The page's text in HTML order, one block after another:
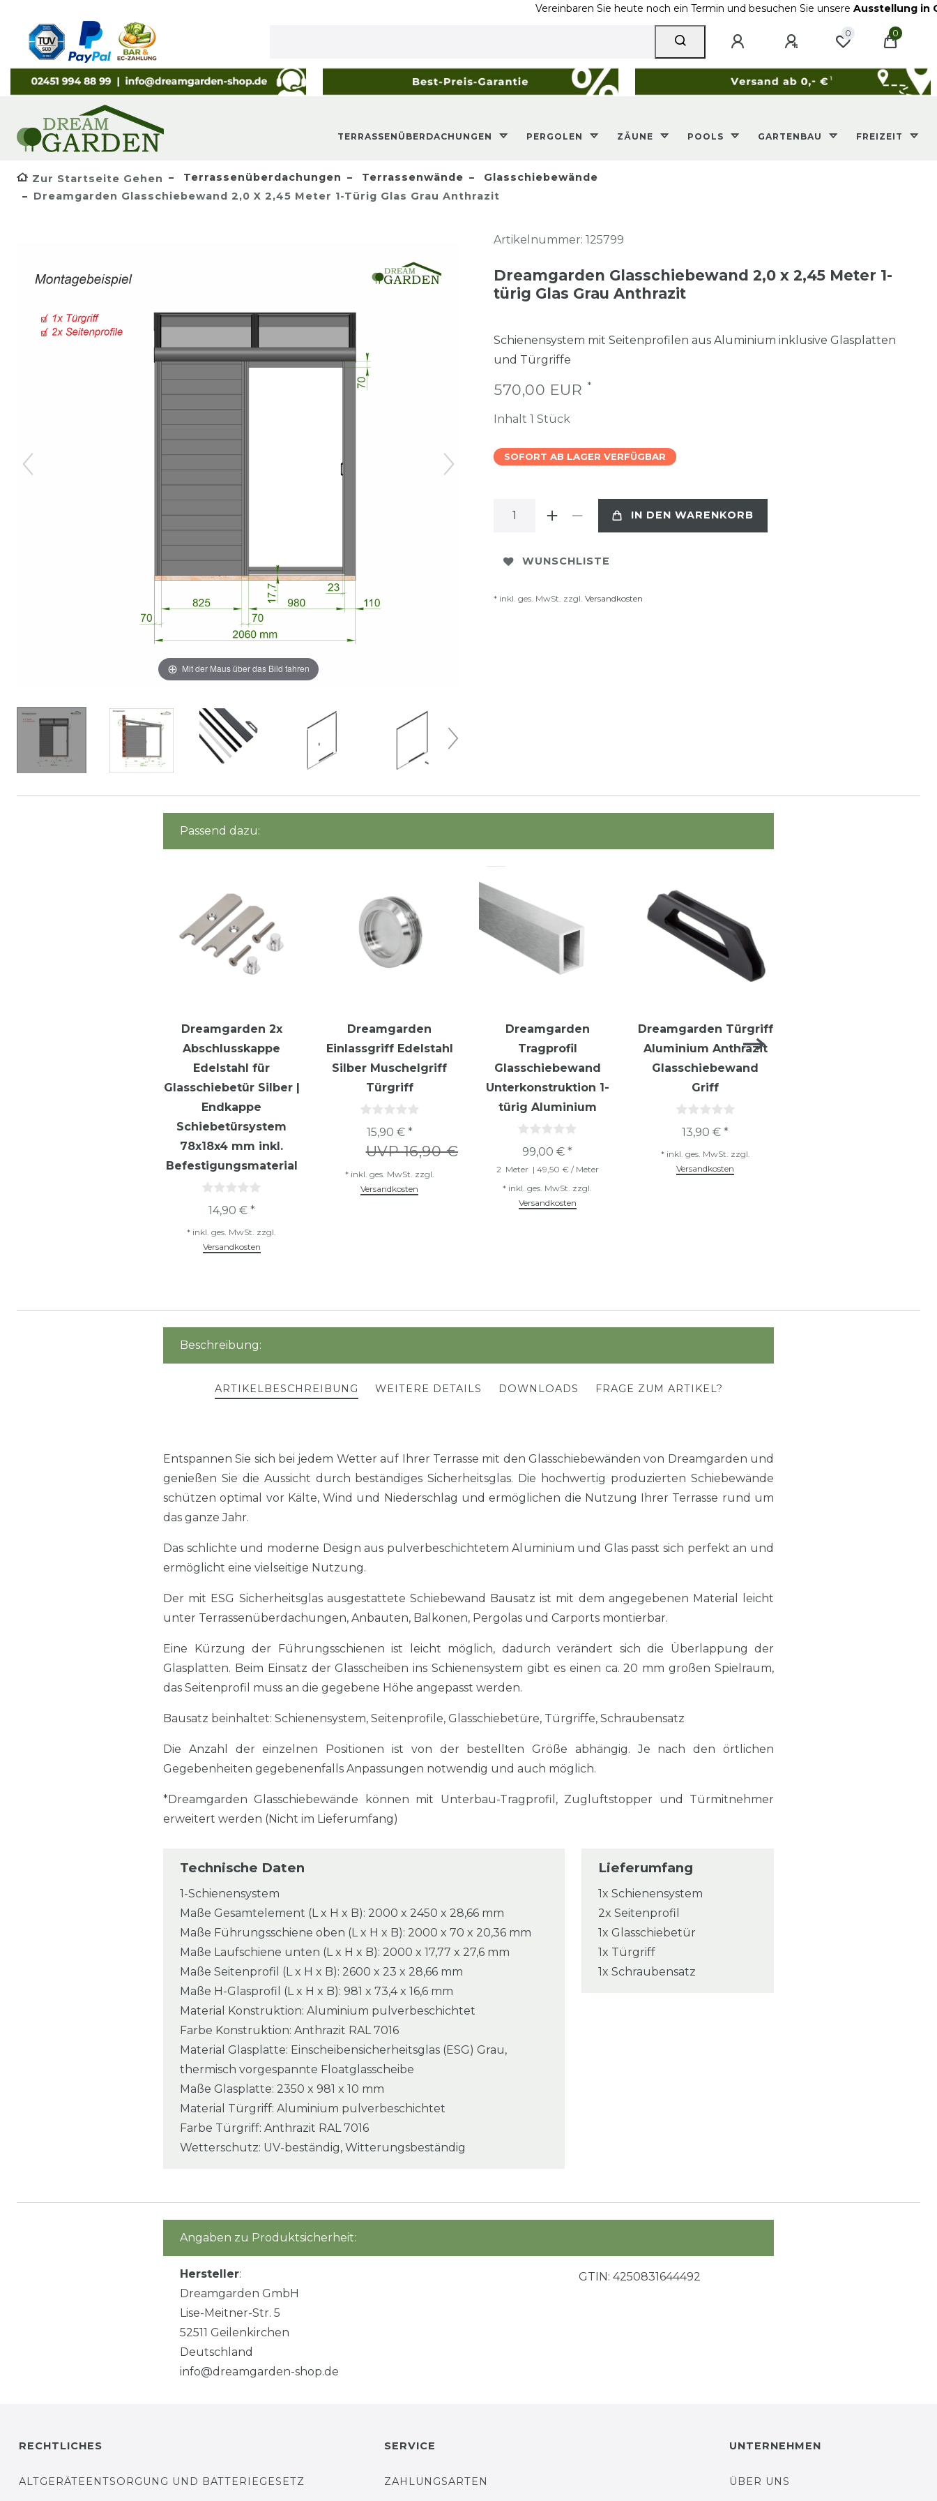
Vereinbaren Sie heute noch ein Termin und besuchen Sie unsereAusstellung in
0 0
TERRASSENÜBERDACHUNGEN PERGOLEN ZÄUNE POOLS GARTENBAU FREIZEIT
Zur Startseite Gehen Terrassenüberdachungen Terrassenwände
Glasschiebewände
Dreamgarden Glasschiebewand 2,0 X 2,45 Meter 1-Türig Glas Grau Anthrazit
Mit der Maus über das Bild fahren
Artikelnummer: 125799
Dreamgarden Glasschiebewand 2,0 x 2,45 Meter 1-
türig Glas Grau Anthrazit
Schienensystem mit Seitenprofilen aus Aluminium inklusive Glasplatten
und Türgriffe
570,00 EUR *
Inhalt 1 Stück
SOFORT AB LAGER VERFÜGBAR
IN DEN WARENKORB
WUNSCHLISTE
* inkl. ges. MwSt. zzgl. Versandkosten
Passend dazu:
Dreamgarden 2x
Abschlusskappe
Edelstahl für
Glasschiebetür Silber |
Endkappe
Schiebetürsystem
78x18x4 mm inkl.
Befestigungsmaterial
14,90 € *
* inkl. ges. MwSt. zzgl.
Versandkosten
Dreamgarden
Einlassgriff Edelstahl
Silber Muschelgriff
Türgriff
UVP 16,90 €
15,90 € *
* inkl. ges. MwSt. zzgl.
Versandkosten
Dreamgarden
Tragprofil
Glasschiebewand
Unterkonstruktion 1-
türig Aluminium
99,00 € *
2 Meter | 49,50 € / Meter
* inkl. ges. MwSt. zzgl.
Versandkosten
Dreamgarden Türgriff
Aluminium Anthrazit
Glasschiebewand
Griff
13,90 € *
* inkl. ges. MwSt. zzgl.
Versandkosten
Beschreibung:
ARTIKELBESCHREIBUNG WEITERE DETAILS DOWNLOADS FRAGE ZUM ARTIKEL?
Entspannen Sie sich bei jedem Wetter auf Ihrer Terrasse mit den Glasschiebewänden von Dreamgarden und
genießen Sie die Aussicht durch beständiges Sicherheitsglas. Die hochwertig produzierten Schiebewände
schützen optimal vor Kälte, Wind und Niederschlag und ermöglichen die Nutzung Ihrer Terrasse rund um
das ganze Jahr.
Das schlichte und moderne Design aus pulverbeschichtetem Aluminium und Glas passt sich perfekt an und
ermöglicht eine vielseitige Nutzung.
Der mit ESG Sicherheitsglas ausgestattete Schiebewand Bausatz ist mit dem angegebenen Material leicht
unter Terrassenüberdachungen, Anbauten, Balkonen, Pergolas und Carports montierbar.
Eine Kürzung der Führungsschienen ist leicht möglich, dadurch verändert sich die Überlappung der
Glasplatten. Beim Einsatz der Glasscheiben ins Schienensystem gibt es einen ca. 20 mm großen Spielraum,
das Seitenprofil muss an die gegebene Höhe angepasst werden.
Bausatz beinhaltet: Schienensystem, Seitenprofile, Glasschiebetüre, Türgriffe, Schraubensatz
Die Anzahl der einzelnen Positionen ist von der bestellten Größe abhängig. Je nach den örtlichen
Gegebenheiten gegebenenfalls Anpassungen notwendig und auch möglich.
*Dreamgarden Glasschiebewände können mit Unterbau-Tragprofil, Zugluftstopper und Türmitnehmer
erweitert werden (Nicht im Lieferumfang)
Technische Daten
1-Schienensystem
Maße Gesamtelement (L x H x B): 2000 x 2450 x 28,66 mm
Maße Führungsschiene oben (L x H x B): 2000 x 70 x 20,36 mm
Maße Laufschiene unten (L x H x B): 2000 x 17,77 x 27,6 mm
Maße Seitenprofil (L x H x B): 2600 x 23 x 28,66 mm
Maße H-Glasprofil (L x H x B): 981 x 73,4 x 16,6 mm
Material Konstruktion: Aluminium pulverbeschichtet
Farbe Konstruktion: Anthrazit RAL 7016
Material Glasplatte: Einscheibensicherheitsglas (ESG) Grau,
thermisch vorgespannte Floatglasscheibe
Maße Glasplatte: 2350 x 981 x 10 mm
Material Türgriff: Aluminium pulverbeschichtet
Farbe Türgriff: Anthrazit RAL 7016
Wetterschutz: UV-beständig, Witterungsbeständig
Lieferumfang
1x Schienensystem
2x Seitenprofil
1x Glasschiebetür
1x Türgriff
1x Schraubensatz
Angaben zu Produktsicherheit:
Hersteller:
Dreamgarden GmbH
Lise-Meitner-Str. 5
52511 Geilenkirchen
Deutschland
info@dreamgarden-shop.de
GTIN: 4250831644492
RECHTLICHES
ALTGERÄTEENTSORGUNG UND BATTERIEGESETZ
SERVICE
ZAHLUNGSARTEN
UNTERNEHMEN
ÜBER UNS